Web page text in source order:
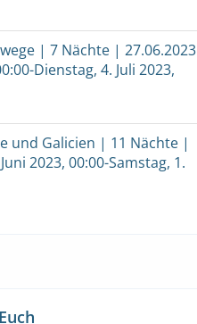
| 7 Nächte | 27.06.2023
Dienstag, 4. Juli 2023,
und Galicien | 11 Nächte |
2023, 00:00-Samstag, 1.